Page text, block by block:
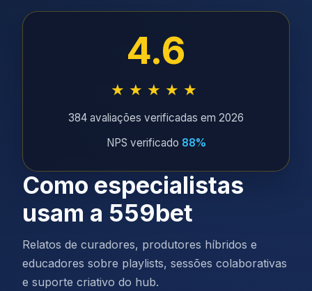
4.6
★★★★★
384 avaliações verificadas em 2026
NPS verificado 88%
Como especialistas
usam a 559bet
Relatos de curadores, produtores híbridos e
educadores sobre playlists, sessões colaborativas
e suporte criativo do hub.